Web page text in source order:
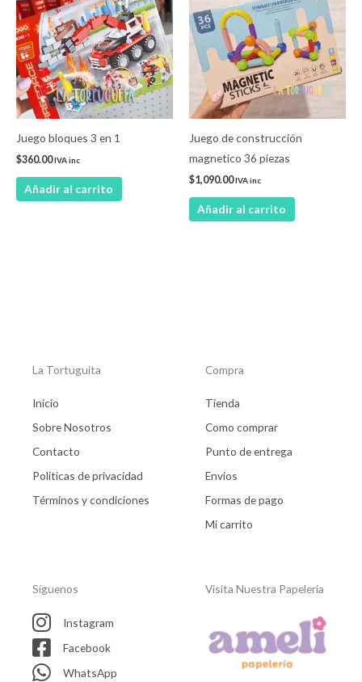
Juego bloques 3 en 1
$360.00IVA inc
Añadir al carrito
Juego de construcción
magnetico 36 piezas
$1,090.00IVA inc
Añadir al carrito
La Tortuguita
Inicio
Sobre Nosotros
Contacto
Politicas de privacidad
Términos y condiciones
Compra
Tienda
Como comprar
Punto de entrega
Envios
Formas de pago
Mi carrito
Síguenos
Instagram
Facebook
WhatsApp
Visita Nuestra Papeleria